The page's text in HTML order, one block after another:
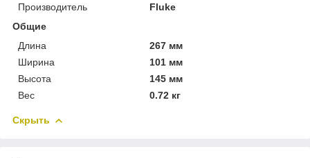
Производитель
Fluke
Общие
Длина
267 мм
Ширина
101 мм
Высота
145 мм
Вес
0.72 кг
Скрыть